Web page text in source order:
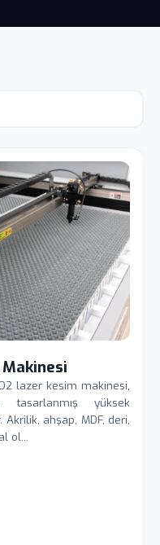
lazer kesim makinesi,
yüksek
ahşap, MDF, deri,
ol...